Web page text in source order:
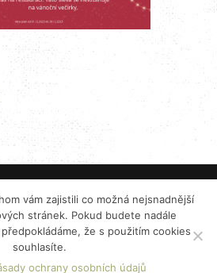
CATERING s.r.o.
osobních údajů
spotřebitelských sporů (ADR)
vám zajistili co možná nejsnadnější
stránek. Pokud budete nadále
že s použitím cookies
souhlasíte.
ochrany osobních údajů